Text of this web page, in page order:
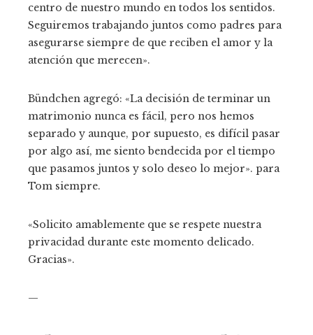
centro de nuestro mundo en todos los sentidos.
Seguiremos trabajando juntos como padres para
asegurarse siempre de que reciben el amor y la
atención que merecen».
Bündchen agregó: «La decisión de terminar un
matrimonio nunca es fácil, pero nos hemos
separado y aunque, por supuesto, es difícil pasar
por algo así, me siento bendecida por el tiempo
que pasamos juntos y solo deseo lo mejor». para
Tom siempre.
«Solicito amablemente que se respete nuestra
privacidad durante este momento delicado.
Gracias».
—